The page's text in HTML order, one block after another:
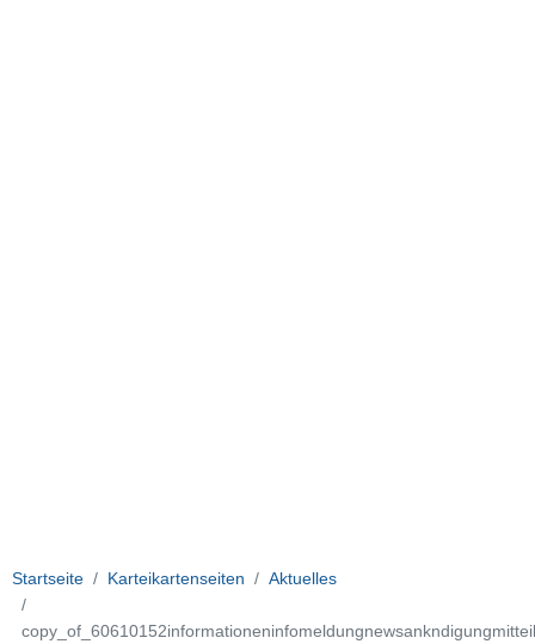
Startseite Karteikartenseiten Aktuelles